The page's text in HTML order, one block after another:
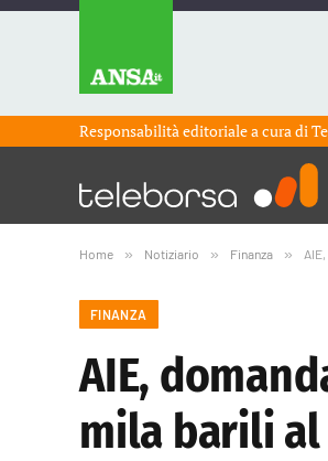
Responsabilità editoriale a cura di
Home » Notiziario » Finanza »
FINANZA
AIE,
mila barili